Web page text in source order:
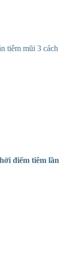
tiêm mũi 3 cách
điểm tiêm lần